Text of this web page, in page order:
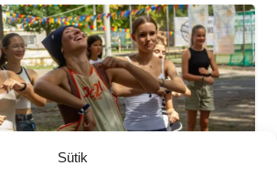
Sütik